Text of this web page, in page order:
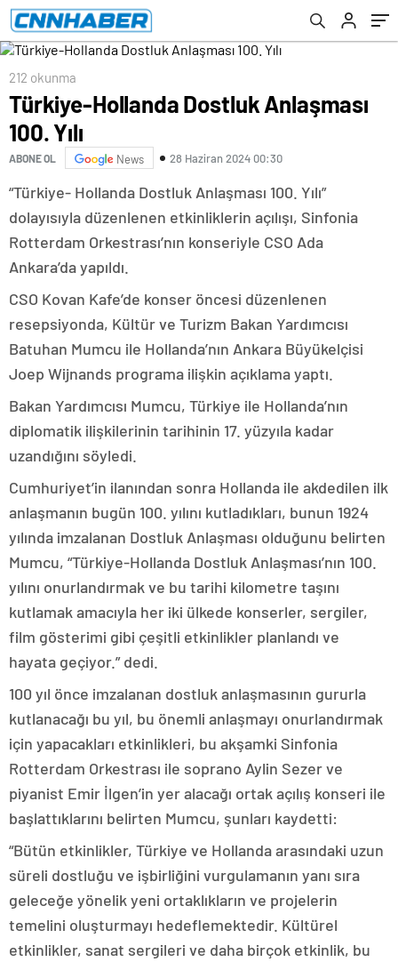
212 okunma
Türkiye-Hollanda Dostluk Anlaşması
100. Yılı
ABONE OL News 28 Haziran 2024 00:30
“Türkiye- Hollanda Dostluk Anlaşması 100. Yılı”
dolayısıyla düzenlenen etkinliklerin açılışı, Sinfonia
Rotterdam Orkestrası’nın konseriyle CSO Ada
Ankara’da yapıldı.
CSO Kovan Kafe’de konser öncesi düzenlenen
resepsiyonda, Kültür ve Turizm Bakan Yardımcısı
Batuhan Mumcu ile Hollanda’nın Ankara Büyükelçisi
Joep Wijnands programa ilişkin açıklama yaptı.
Bakan Yardımcısı Mumcu, Türkiye ile Hollanda’nın
diplomatik ilişkilerinin tarihinin 17. yüzyıla kadar
uzandığını söyledi.
Cumhuriyet’in ilanından sonra Hollanda ile akdedilen ilk
anlaşmanın bugün 100. yılını kutladıkları, bunun 1924
yılında imzalanan Dostluk Anlaşması olduğunu belirten
Mumcu, “Türkiye-Hollanda Dostluk Anlaşması’nın 100.
yılını onurlandırmak ve bu tarihi kilometre taşını
kutlamak amacıyla her iki ülkede konserler, sergiler,
film gösterimi gibi çeşitli etkinlikler planlandı ve
hayata geçiyor.” dedi.
100 yıl önce imzalanan dostluk anlaşmasının gururla
kutlanacağı bu yıl, bu önemli anlaşmayı onurlandırmak
için yapacakları etkinlikleri, bu akşamki Sinfonia
Rotterdam Orkestrası ile soprano Aylin Sezer ve
piyanist Emir İlgen’in yer alacağı ortak açılış konseri ile
başlattıklarını belirten Mumcu, şunları kaydetti:
“Bütün etkinlikler, Türkiye ve Hollanda arasındaki uzun
süreli dostluğu ve işbirliğini vurgulamanın yanı sıra
geleceğe yönelik yeni ortaklıkların ve projelerin
temelini oluşturmayı hedeflemektedir. Kültürel
etkinlikler, sanat sergileri ve daha birçok etkinlik, bu